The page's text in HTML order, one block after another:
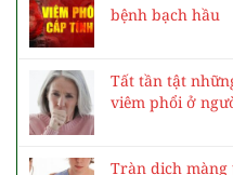
bệnh bạch hầu
Tất tần tật
viêm phổi ở
Tràn dịch màng